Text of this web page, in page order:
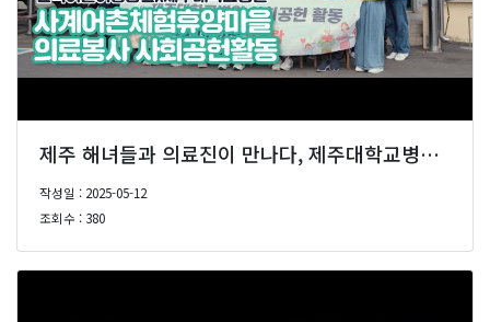
제주 해녀들과 의료진이 만나다, 제주대학교병원 국내의료봉사 사회공헌활동 (feat. 사계어촌체험휴양마을)
작성일 : 2025-05-12
조회수 : 380